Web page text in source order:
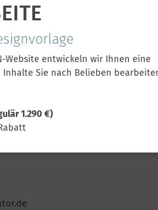
Website entwickeln wir Ihnen eine
Inhalte Sie nach Belieben
1.290 €)